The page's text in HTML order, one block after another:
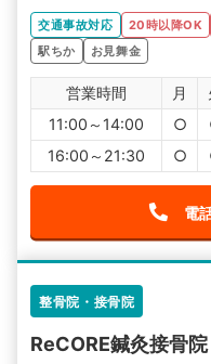
交通事故対応 20時以降OK
駅ちか
お見舞金
営業時間 月
11:00～14:00
○
16:00～21:30
○
電
整骨院・接骨院
ReCORE鍼灸接骨